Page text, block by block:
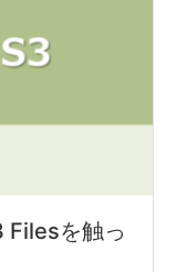
Filesを触っ